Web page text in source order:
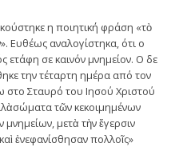
η ποιητική φράση «τὸ
Ευθέως αναλογίστηκα, ότι ο
ετάφη σε καινόν μνημείον. Ο δε
την τέταρτη ημέρα από τον
στο Σταυρό του Ιησού Χριστού
τῶν κεκοιμημένων
μνημείων, μετὰ τὴν ἔγερσιν
ἐνεφανίσθησαν πολλοῖς»